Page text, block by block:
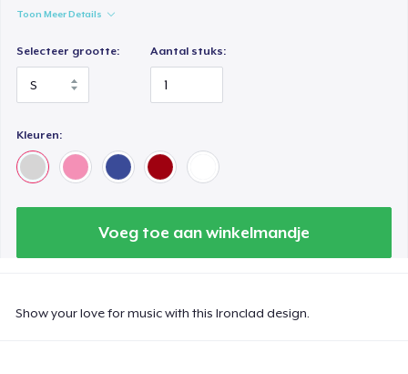
Toon Meer Details
Selecteer grootte: Aantal stuks:
Kleuren:
Voeg toe aan winkelmandje
Show your love for music with this Ironclad design.